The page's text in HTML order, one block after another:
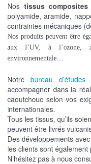
Nos tissus composites
polyamide, aramide,
contraintes mécaniques
Nos produits peuvent être
aux l’UV, à l’ozone,
environnementale…
Notrebureau d’études
accompagner dans la
caoutchouc selon vos
internationales.
Tous les tissus, qu’ils
peuvent être livrés
Des développements
les clients sont
N’hésitez pas à nous